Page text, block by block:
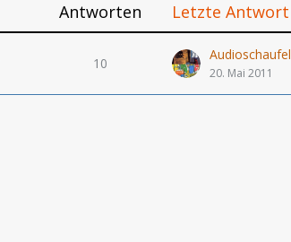
Antworten Letzte Antwort
10
Audioschaufel
20. Mai 2011